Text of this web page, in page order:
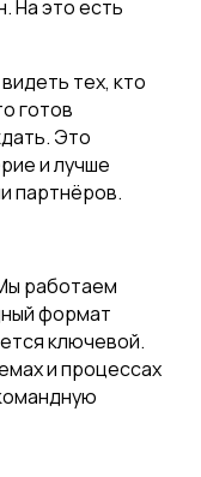
На это есть
тех, кто
готов
Это
и лучше
партнёров.
работаем
формат
ключевой.
и процессах